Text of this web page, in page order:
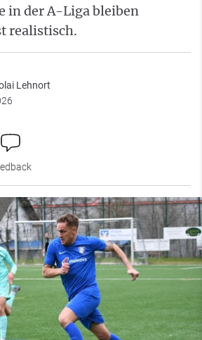
in der A-Liga bleiben
realistisch.
Lehnort